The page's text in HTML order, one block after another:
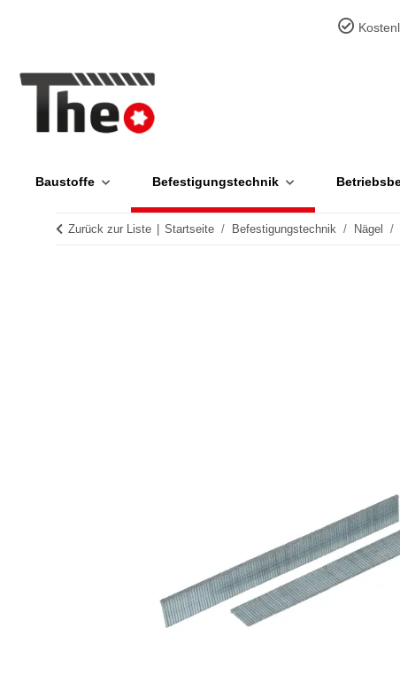
Baustoffe Befestigungstechnik
Zurück zur Liste Startseite Befestigungstechnik Nägel